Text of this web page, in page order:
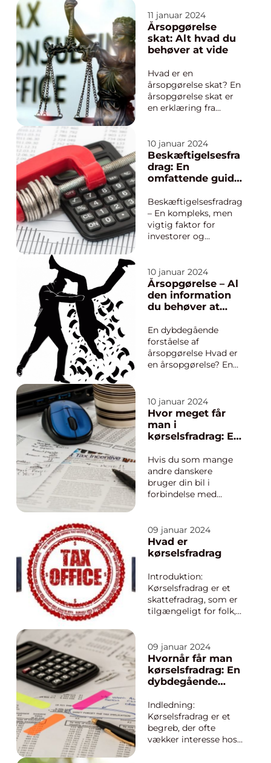
de får den rette
kompensation for
deres arbejde. I denne
artikel vil vi udforske,
beregne sin løn
korrekt og præci...
11 januar 2024
Årsopgørelse
skat: Alt hvad du
behøver at vide
Hvad er en
årsopgørelse skat? En
årsopgørelse skat er
en erklæring fra
skattemæssige
situation for det
foregående år. Den
indeholder
indkomst, fradrag,
skat, eventuelle
tilbagebetaling eller
rests...
10 januar 2024
Beskæftigelsesfra
drag: En
omfattende guide
finansfolk
Beskæftigelsesfradrag
– En kompleks, men
vigtig faktor for
investorer og
Beskæftigelsesfradrag
er en afgørende faktor
inden for
skattemæssige
investorer og
finansfolk i Danmark.
Dette fra...
10 januar 2024
Årsopgørelse – Al
den information
du behøver at
En dybdegående
forståelse af
årsopgørelse Hvad er
en årsopgørelse? En
persons økonomi og
skatteregnskab for et
givent år. Denne
årlige opgørelse
udarbejdes af skatte-
og
toldmyndighederne
og indeholder alle
relevan...
10 januar 2024
Hvor meget får
man i
kørselsfradrag: En
undersøgelse
Hvis du som mange
andre danskere
bruger din bil i
forbindelse med
formål, er du
sandsynligvis bekendt
med begrebet
Kørselsfradrag
handler om at få
godtgørelse for de
udgifter, der er
09 januar 2024
Hvad er
kørselsfradrag
Introduktion:
Kørselsfradrag er et
skattefradrag, som er
tilgængeligt for folk,
forbindelse med
erhvervsaktiviteter.
Det kan være alt fra at
køre til og fra arbejde
og
forretningspartnere.
Kørsel...
09 januar 2024
Hvornår får man
kørselsfradrag: En
dybdegående
Indledning:
Kørselsfradrag er et
begreb, der ofte
vækker interesse hos